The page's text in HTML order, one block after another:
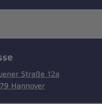
Straße 12a
Hannover